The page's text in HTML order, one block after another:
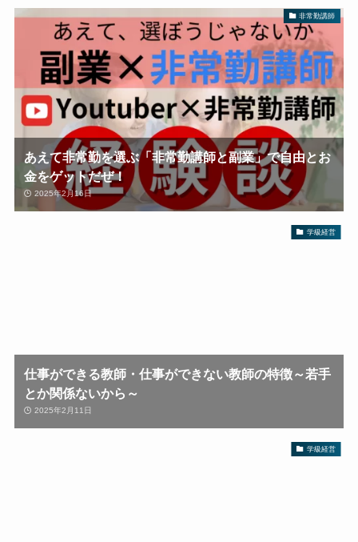
非常勤講師
あえて非常勤を選ぶ「非常勤講師と副業」で自由とお
金をゲットだぜ！
2025年2月16日
学級経営
仕事ができる教師・仕事ができない教師の特徴～若手
とか関係ないから～
2025年2月11日
学級経営